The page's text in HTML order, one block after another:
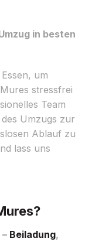
in besten
um
stressfrei
Team
Umzugs zur
Ablauf zu
lass uns
Beiladung,